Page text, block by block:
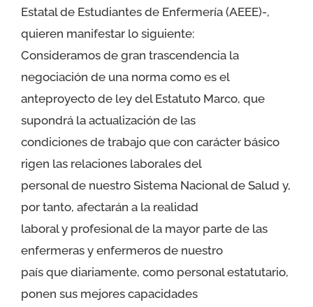
Estatal de Estudiantes de Enfermería (AEEE)-,
quieren manifestar lo siguiente:
Consideramos de gran trascendencia la
negociación de una norma como es el
anteproyecto de ley del Estatuto Marco, que
supondrá la actualización de las
condiciones de trabajo que con carácter básico
rigen las relaciones laborales del
personal de nuestro Sistema Nacional de Salud y,
por tanto, afectarán a la realidad
laboral y profesional de la mayor parte de las
enfermeras y enfermeros de nuestro
país que diariamente, como personal estatutario,
ponen sus mejores capacidades